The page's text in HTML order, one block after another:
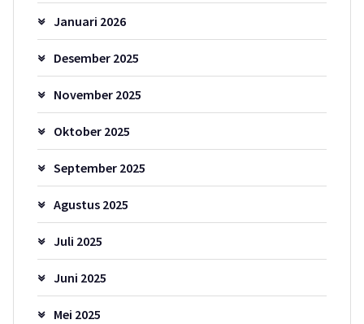
Januari 2026
Desember 2025
November 2025
Oktober 2025
September 2025
Agustus 2025
Juli 2025
Juni 2025
Mei 2025